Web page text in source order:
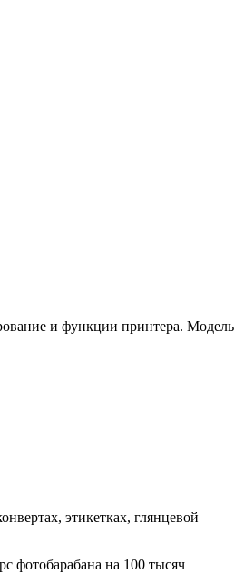
и функции принтера. Модель
этикетках, глянцевой
фотобарабана на 100 тысяч